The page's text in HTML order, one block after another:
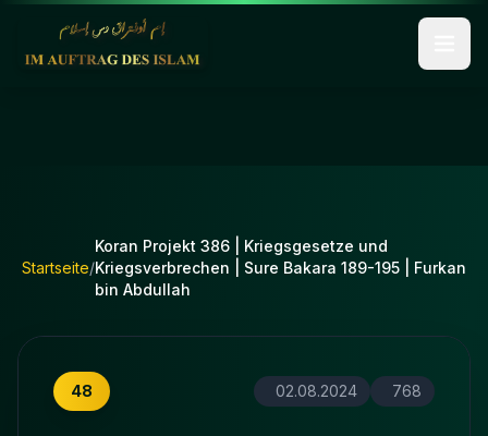
Startseite/
Koran Projekt 386 | Kriegsgesetze und
Kriegsverbrechen | Sure Bakara 189-195 | Furkan
bin Abdullah
48 02.08.2024 768